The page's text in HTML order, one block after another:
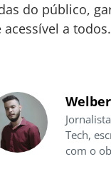
do público,
a todos.
Tech,
com o